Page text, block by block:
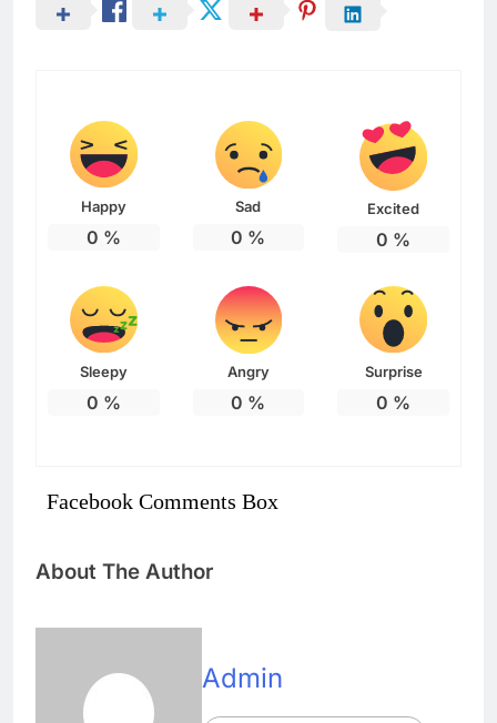
Happy
0 %
Sad
0 %
Excited
0 %
Sleepy
0 %
Angry
0 %
Surprise
0 %
Facebook Comments Box
About The Author
Admin